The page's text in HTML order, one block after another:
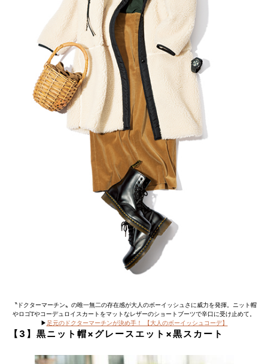
〝ドクターマーチン〟の唯一無二の存在感が大人のボーイッシュさに威力を発揮。ニット帽
やロゴTやコーデュロイスカートをマットなレザーのショートブーツで辛口に受け止めて。
▶︎ 足元のドクターマーチンが決め手！ 【大人のボーイッシュコーデ】
【3】黒ニット帽×グレースエット×黒スカート